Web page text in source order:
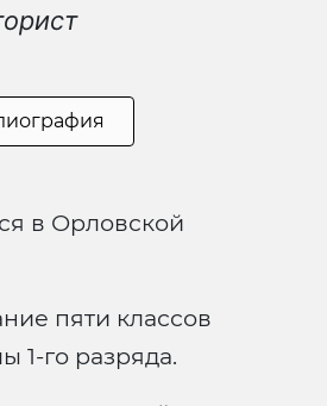
в Орловской
пяти классов
1-го разряда.